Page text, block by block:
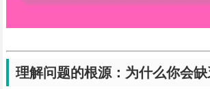
理解问题的根源：为什么你会缺